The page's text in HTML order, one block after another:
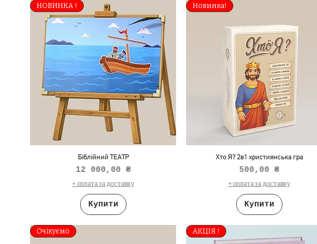
НОВИНКА !
Біблійний ТЕАТР
Ціна
12 000,00 ₴
+ оплата за доставку
Купити
Новинка!
Хто Я? 2в1 християнська гра
Ціна
500,00 ₴
+ оплата за доставку
Купити
Очікуємо АКЦІЯ !